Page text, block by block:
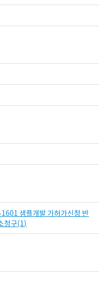
샘플개발 가허가신청 반
청구(1)